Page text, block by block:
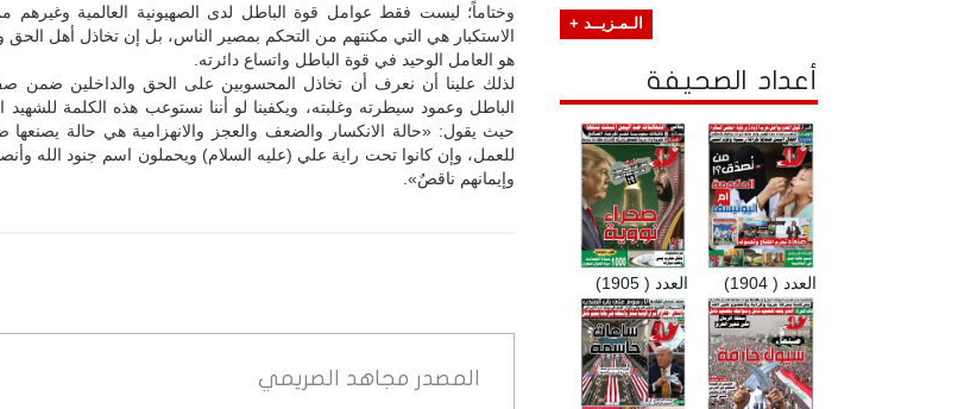
وختاماً؛ ليست فقط عوامل قوة الباطل لدى الصهيونية العالمية
الاستكبار هي التي مكنتهم من التحكم بمصير الناس، بل إن تخاذل أهل
هو العامل الوحيد في قوة الباطل واتساع دائرته.
لذلك علينا أن نعرف أن تخاذل المحسوبين على الحق والداخلين
الباطل وعمود سيطرته وغلبته، ويكفينا لو أننا نستوعب هذه الكلمة للشهيد
حيث يقول: «حالة الانكسار والضعف والعجز والانهزامية هي حالة
للعمل، وإن كانوا تحت راية علي (عليه السلام) ويحملون اسم جنود الله
وإيمانهم ناقصٌ».
المصدر مجاهد الصريمي
الـمـزيــد +
أعداد الصحيفة
العدد ( 1905) العدد ( 1904)